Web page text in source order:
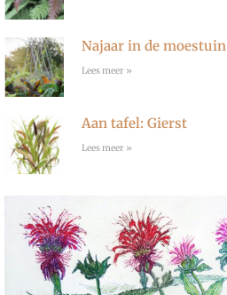
Najaar in de moestuin
Lees meer »
Aan tafel: Gierst
Lees meer »